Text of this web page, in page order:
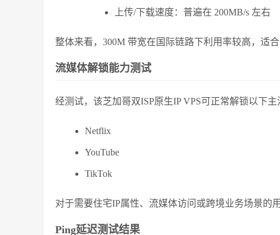
上传/下载速度：普遍在 200MB/s 左右
整体来看，300M 带宽在国际链路下利用率较高，适
流媒体解锁能力测试
经测试，该芝加哥双ISP原生IP VPS可正常解锁以下主
Netflix
YouTube
TikTok
对于需要住宅IP属性、流媒体访问或跨境业务场景的
Ping延迟测试结果